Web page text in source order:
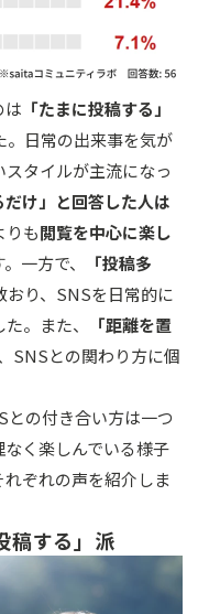
は 「たまに投稿する」
。日常の出来事を気が
タイルが主流になっ
だけ」と回答した人は
りも閲覧を中心に楽し
一方で、
「投稿多
おり、SNSを日常的に
。また、
「距離を置
SNSとの関わり方に個
との付き合い方は一つ
く楽しんでいる様子
ぞれの声を紹介しま
稿する」派